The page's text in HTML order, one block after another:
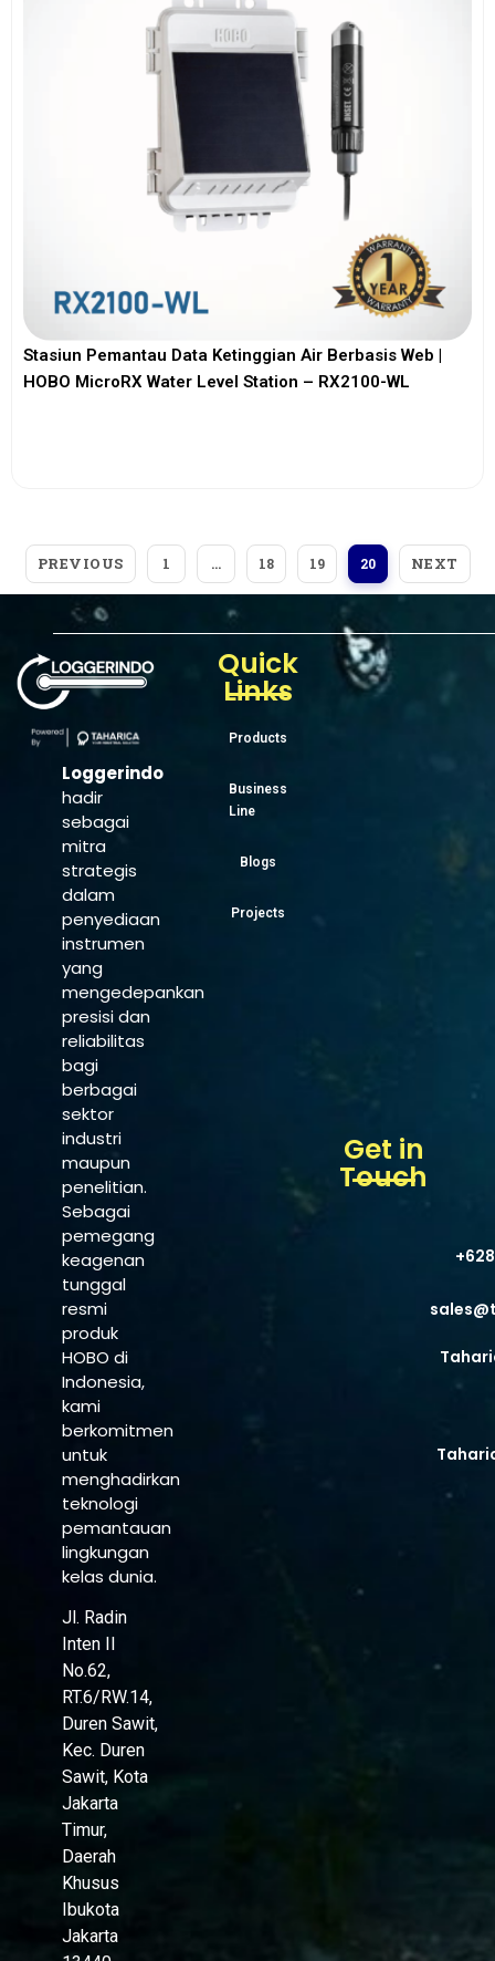
Stasiun Pemantau Data Ketinggian Air Berbasis Web |
HOBO MicroRX Water Level Station – RX2100-WL
PREVIOUS 1 … 18 19 20 NEXT
Loggerindo
hadir
sebagai
mitra
strategis
dalam
penyediaan
instrumen
yang
mengedepankan
presisi dan
reliabilitas
bagi
berbagai
sektor
industri
maupun
penelitian.
Sebagai
pemegang
keagenan
tunggal
resmi
produk
HOBO di
Indonesia,
kami
berkomitmen
untuk
menghadirkan
teknologi
pemantauan
lingkungan
kelas dunia.
Jl. Radin
Inten II
No.62,
RT.6/RW.14,
Duren Sawit,
Kec. Duren
Sawit, Kota
Jakarta
Timur,
Daerah
Khusus
Ibukota
Jakarta
Quick
Links
Products
Business
Line
Blogs
Projects
Get in
Touch